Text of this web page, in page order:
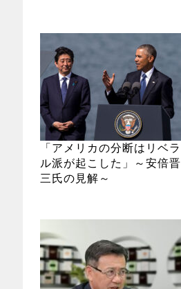
「アメリカの分断はリベラ
ル派が起こした」～安倍晋
三氏の見解～